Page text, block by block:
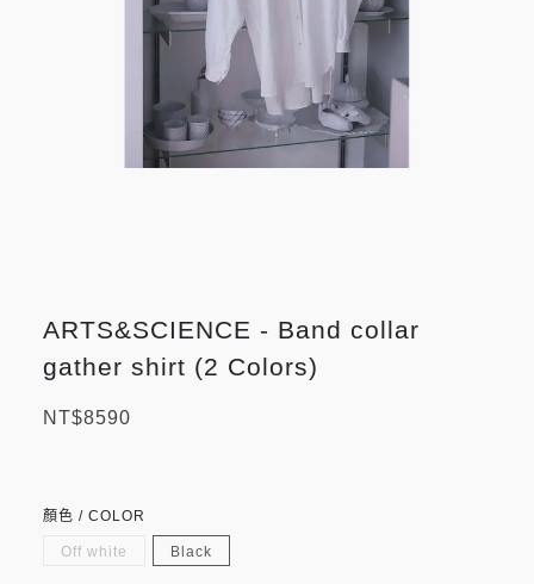
ARTS&SCIENCE - Band collar
gather shirt (2 Colors)
NT$8590
顏色 / COLOR
Off white Black